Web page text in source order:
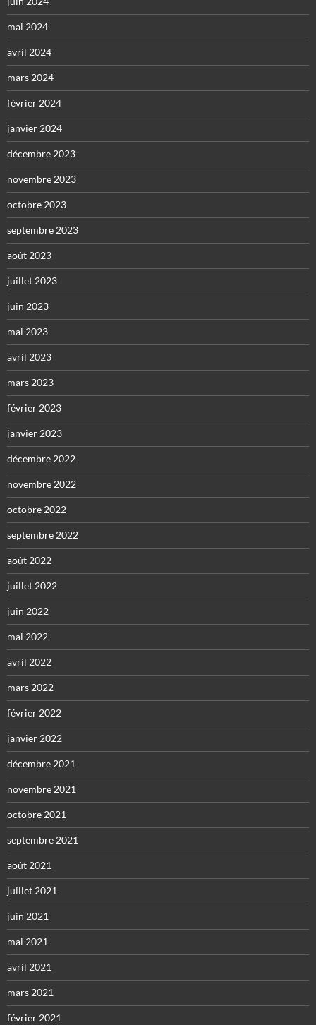
mai 2024
avril 2024
mars 2024
février 2024
janvier 2024
décembre 2023
novembre 2023
octobre 2023
septembre 2023
août 2023
juillet 2023
juin 2023
mai 2023
avril 2023
mars 2023
février 2023
janvier 2023
décembre 2022
novembre 2022
octobre 2022
septembre 2022
août 2022
juillet 2022
juin 2022
mai 2022
avril 2022
mars 2022
février 2022
janvier 2022
décembre 2021
novembre 2021
octobre 2021
septembre 2021
août 2021
juillet 2021
juin 2021
mai 2021
avril 2021
mars 2021
février 2021